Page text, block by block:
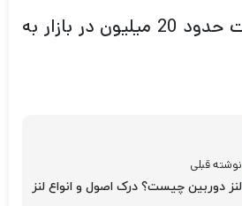
RS 3 Mini با قیمت حدود 20 میلیون در بازار به
نوشته قبلی
لنز دوربین چیست؟ درک اصول و انواع لنز